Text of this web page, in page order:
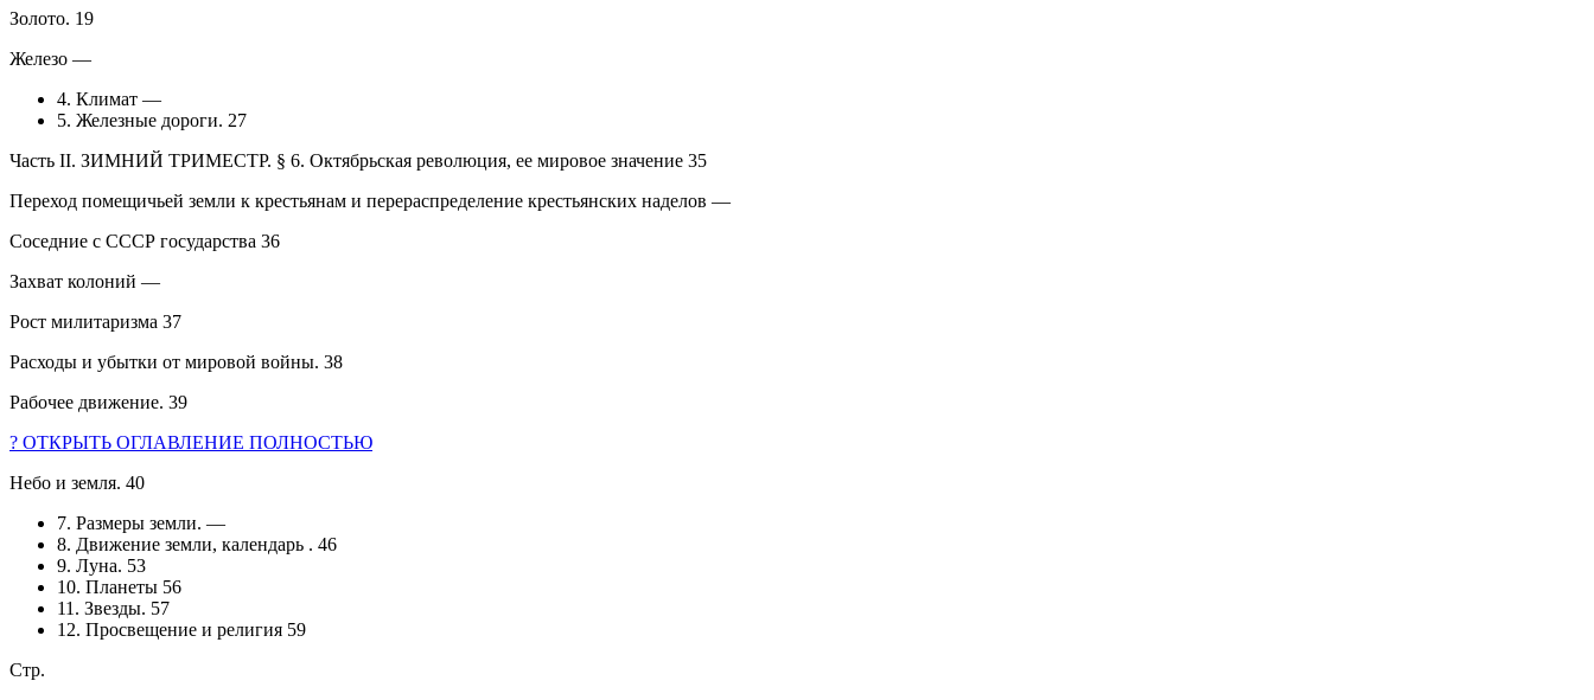
Золото. 19
Железо —
4. Климат —
5. Железные дороги. 27
Часть II. ЗИМНИЙ ТРИМЕСТР. § 6. Октябрьская революция, ее мировое значение 35
Переход помещичьей земли к крестьянам и перераспределение крестьянских наделов —
Соседние с СССР государства 36
Захват колоний —
Рост милитаризма 37
Расходы и убытки от мировой войны. 38
Рабочее движение. 39
? ОТКРЫТЬ ОГЛАВЛЕНИЕ ПОЛНОСТЬЮ
Небо и земля. 40
7. Размеры земли. —
8. Движение земли, календарь . 46
9. Луна. 53
10. Планеты 56
11. Звезды. 57
12. Просвещение и религия 59
Стр.